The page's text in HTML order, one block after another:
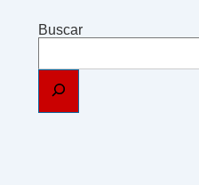
Buscar